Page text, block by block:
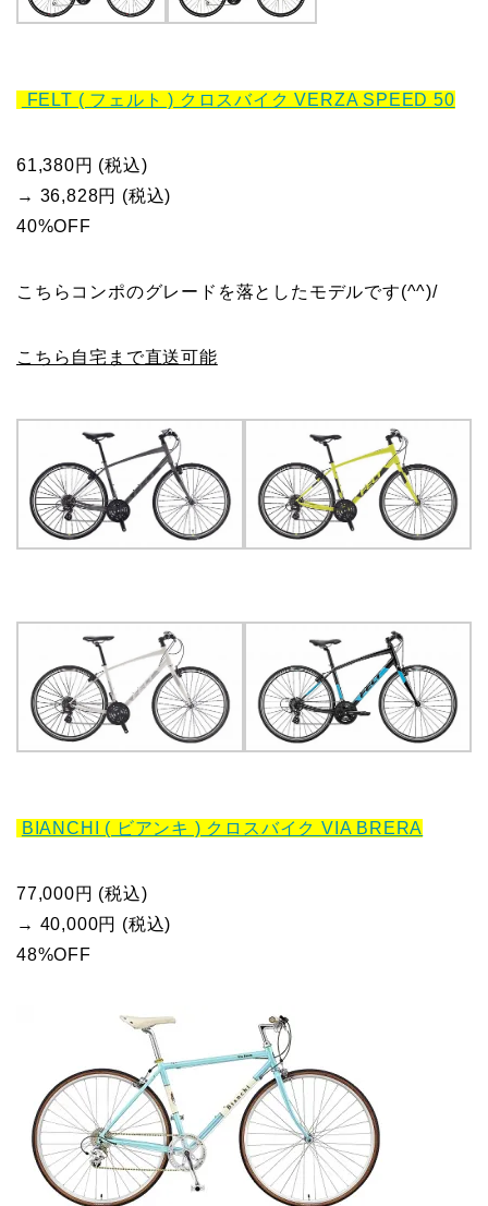
FELT ( フェルト ) クロスバイク VERZA SPEED 50
61,380円 (税込)
→ 36,828円 (税込)
40%OFF
こちらコンポのグレードを落としたモデルです(^^)/
こちら自宅まで直送可能
BIANCHI ( ビアンキ ) クロスバイク VIA BRERA
77,000円 (税込)
→ 40,000円 (税込)
48%OFF